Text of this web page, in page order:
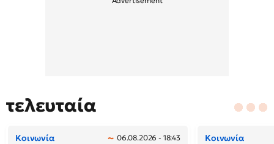
τελευταία
Κοινωνία 06.08.2026 - 18:43 Κοινωνία